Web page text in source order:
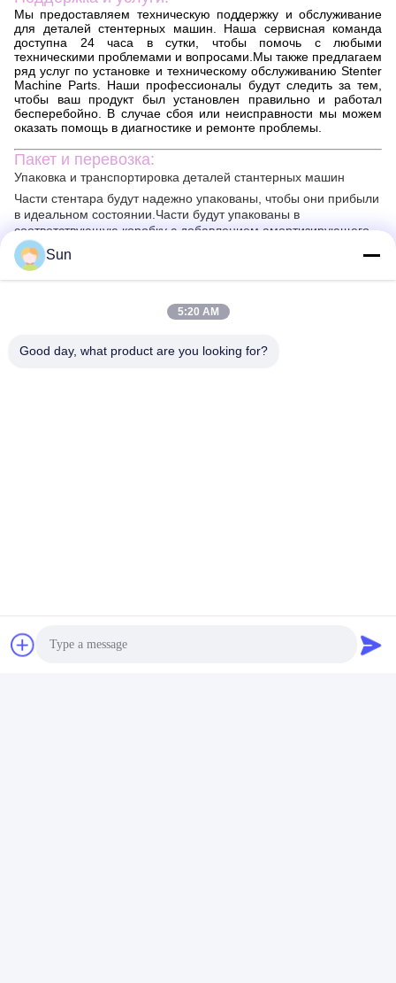
Мы предоставляем техническую поддержку и обслуживание
для деталей стентерных машин. Наша сервисная команда
доступна 24 часа в сутки, чтобы помочь с любыми
техническими проблемами и вопросами.Мы также предлагаем
ряд услуг по установке и техническому обслуживанию Stenter
Machine Parts. Наши профессионалы будут следить за тем,
чтобы ваш продукт был установлен правильно и работал
бесперебойно. В случае сбоя или неисправности мы можем
оказать помощь в диагностике и ремонте проблемы.
Пакет и перевозка:
Упаковка и транспортировка деталей стантерных машин
Части стентара будут надежно упакованы, чтобы они прибыли
в идеальном состоянии.Части будут упакованы в
соответствующую коробку с добавлением амортизирующего
материала, чтобы предотвратить повреждениеСписок
упаковки будет включен с пакетом, чтобы убедиться, что все
части учтены.
гарантировать безопасную доставку.но посылки обычно будут
Вы можете купить Stenter Machine Parts у Jayu, китайской
компании.
Sun
5:20 AM
Good day, what product are you looking for?